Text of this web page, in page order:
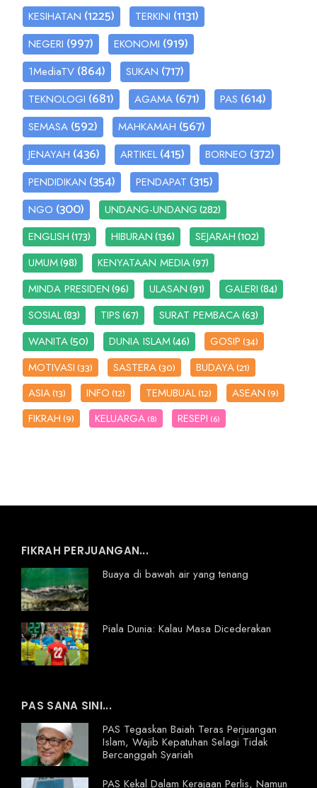
KESIHATAN (1225) TERKINI (1131)
NEGERI (997) EKONOMI (919)
1MediaTV (864) SUKAN (717)
TEKNOLOGI (681) AGAMA (671) PAS (614)
SEMASA (592) MAHKAMAH (567)
JENAYAH (436) ARTIKEL (415) BORNEO (372)
PENDIDIKAN (354) PENDAPAT (315)
NGO (300) UNDANG-UNDANG(282)
ENGLISH(173) HIBURAN(136) SEJARAH(102)
UMUM(98) KENYATAAN MEDIA(97)
MINDA PRESIDEN(96) ULASAN(91) GALERI(84)
SOSIAL(83) TIPS(67) SURAT PEMBACA(63)
WANITA(50) DUNIA ISLAM(46) GOSIP(34)
MOTIVASI(33) SASTERA(30) BUDAYA(21)
ASIA(13) INFO(12) TEMUBUAL(12) ASEAN(9)
FIKRAH(9) KELUARGA (8) RESEPI (6)
FIKRAH PERJUANGAN...
Buaya di bawah air yang tenang
Piala Dunia: Kalau Masa Dicederakan
PAS SANA SINI...
PAS Tegaskan Baiah Teras Perjuangan
Islam, Wajib Kepatuhan Selagi Tidak
Bercanggah Syariah
PAS Kekal Dalam Kerajaan Perlis, Namun